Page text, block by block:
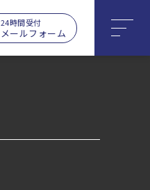
24時間受付
メールフォーム